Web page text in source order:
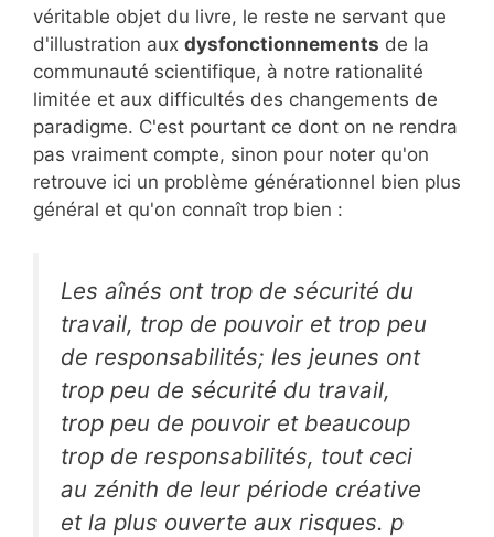
véritable objet du livre, le reste ne servant que
d'illustration aux dysfonctionnements de la
communauté scientifique, à notre rationalité
limitée et aux difficultés des changements de
paradigme. C'est pourtant ce dont on ne rendra
pas vraiment compte, sinon pour noter qu'on
retrouve ici un problème générationnel bien plus
général et qu'on connaît trop bien :
Les aînés ont trop de sécurité du
travail, trop de pouvoir et trop peu
de responsabilités; les jeunes ont
trop peu de sécurité du travail,
trop peu de pouvoir et beaucoup
trop de responsabilités, tout ceci
au zénith de leur période créative
et la plus ouverte aux risques. p